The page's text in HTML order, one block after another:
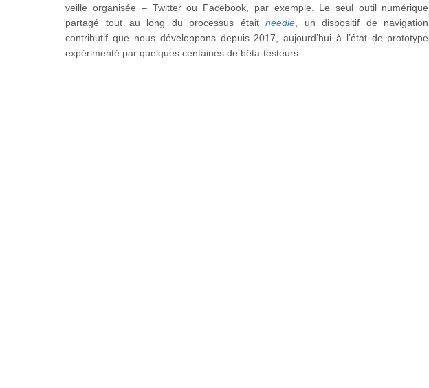
veille organisée – Twitter ou Facebook, par exemple. Le seul outil numérique
partagé tout au long du processus étaitneedle , un dispositif de navigation
contributif que nous développons depuis 2017, aujourd’hui à l’état de prototype
expérimenté par quelques centaines de bêta-testeurs :